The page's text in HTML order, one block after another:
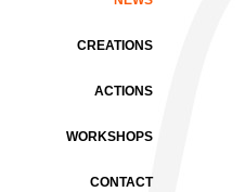
CREATIONS
ACTIONS
WORKSHOPS
CONTACT